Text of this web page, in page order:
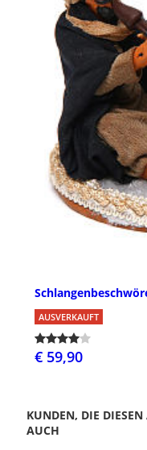
AUSVERKAUFT
€ 59,90
KUNDEN, DIE
AUCH